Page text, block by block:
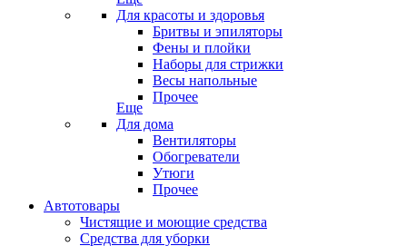
Для красоты и здоровья
Бритвы и эпиляторы
Фены и плойки
Наборы для стрижки
Весы напольные
Прочее
Еще
Для дома
Вентиляторы
Обогреватели
Утюги
Прочее
Автотовары
Чистящие и моющие средства
Средства для уборки